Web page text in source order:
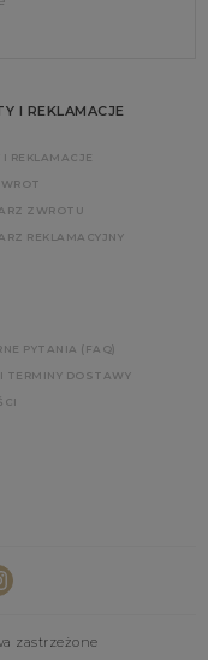
I REKLAMACJE
REKLAMACJE
ZWROTU
REKLAMACYJNY
PYTANIA (FAQ)
TERMINY DOSTAWY
zastrzeżone